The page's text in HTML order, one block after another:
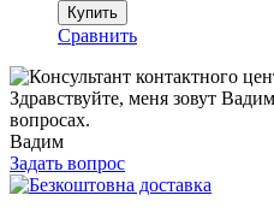
Купить
Сравнить
Здравствуйте, меня зовут
вопросах.
Вадим
Задать вопрос